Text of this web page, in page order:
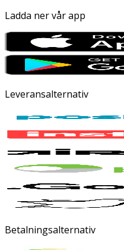
Ladda ner vår app
Leveransalternativ
Betalningsalternativ